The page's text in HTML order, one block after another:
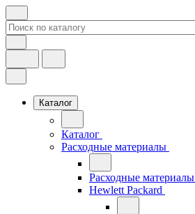
Каталог
Каталог
Расходные материалы
Расходные материалы
Hewlett Packard